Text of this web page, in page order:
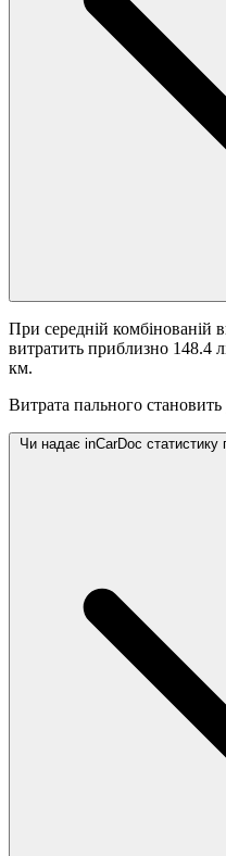
При середній комбінованій
витратить приблизно 148.4
км.
Витрата пального становить
Чи надає inCarDoc статистику